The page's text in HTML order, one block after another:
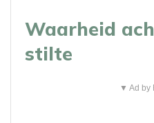
Waarheid
stilte
▼ Ad by